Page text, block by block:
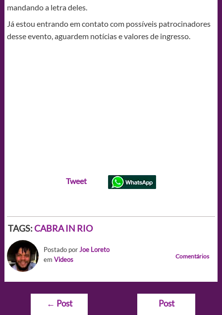
mandando a letra deles.
Já estou entrando em contato com possíveis patrocinadores
desse evento, aguardem notícias e valores de ingresso.
Tweet
TAGS:CABRA IN RIO
Postado porJoe Loreto
em Videos Comentários
Navegação
← Post
Post